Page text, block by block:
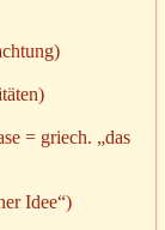
= griech. „das
Idee“)